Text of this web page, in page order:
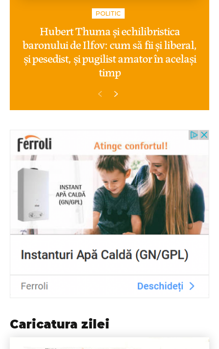
POLITIC
Hubert Thuma și echilibristica
baronului de Ilfov: cum să fii și liberal,
și pesedist, și pugilist amator în același
timp
Caricatura zilei